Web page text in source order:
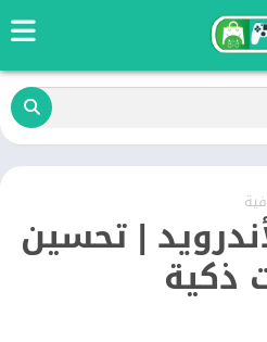
| تحسين
ذكية